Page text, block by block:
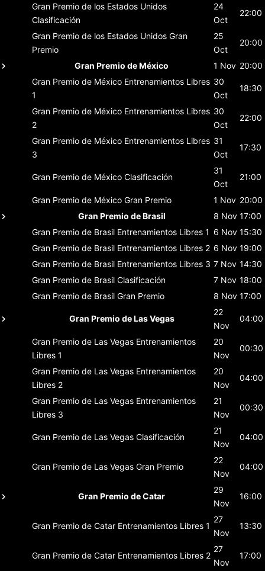
Gran Premio de los Estados Unidos
Clasificación
24
Oct
22:00
Gran Premio de los Estados Unidos Gran
Premio
25
Oct
20:00
Gran Premio de México 1 Nov 20:00
Gran Premio de México Entrenamientos Libres
1
30
Oct
18:30
Gran Premio de México Entrenamientos Libres
2
30
Oct
22:00
Gran Premio de México Entrenamientos Libres
3
31
Oct
17:30
Gran Premio de México Clasificación
31
Oct
21:00
Gran Premio de México Gran Premio 1 Nov 20:00
Gran Premio de Brasil
8 Nov 17:00
Gran Premio de Brasil Entrenamientos Libres 1 6 Nov 15:30
Gran Premio de Brasil Entrenamientos Libres 2 6 Nov 19:00
Gran Premio de Brasil Entrenamientos Libres 3 7 Nov 14:30
Gran Premio de Brasil Clasificación 7 Nov 18:00
Gran Premio de Brasil Gran Premio 8 Nov 17:00
Gran Premio de Las Vegas
22
Nov
04:00
Gran Premio de Las Vegas Entrenamientos
Libres 1
20
Nov
00:30
Gran Premio de Las Vegas Entrenamientos
Libres 2
20
Nov
04:00
Gran Premio de Las Vegas Entrenamientos
Libres 3
21
Nov
00:30
Gran Premio de Las Vegas Clasificación
21
Nov
04:00
Gran Premio de Las Vegas Gran Premio
22
Nov
04:00
Gran Premio de Catar
29
Nov
16:00
Gran Premio de Catar Entrenamientos Libres 1
27
Nov
13:30
Gran Premio de Catar Entrenamientos Libres 2
27
Nov
17:00